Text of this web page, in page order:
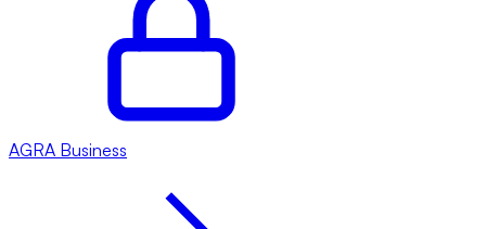
AGRA Business